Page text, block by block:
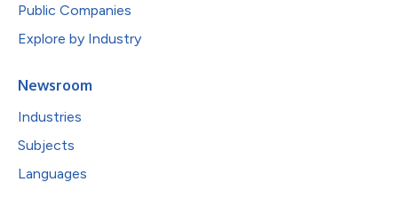
Public Companies
Explore by Industry
Newsroom
Industries
Subjects
Languages